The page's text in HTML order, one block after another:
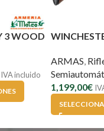
3 WOOD
IVA incluido
ARMAS
1,199,00€